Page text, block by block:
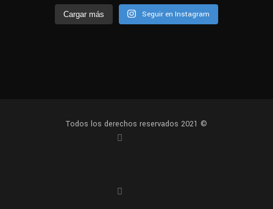
Cargar más Seguir en Instagram
Todos los derechos reservados 2021 ©